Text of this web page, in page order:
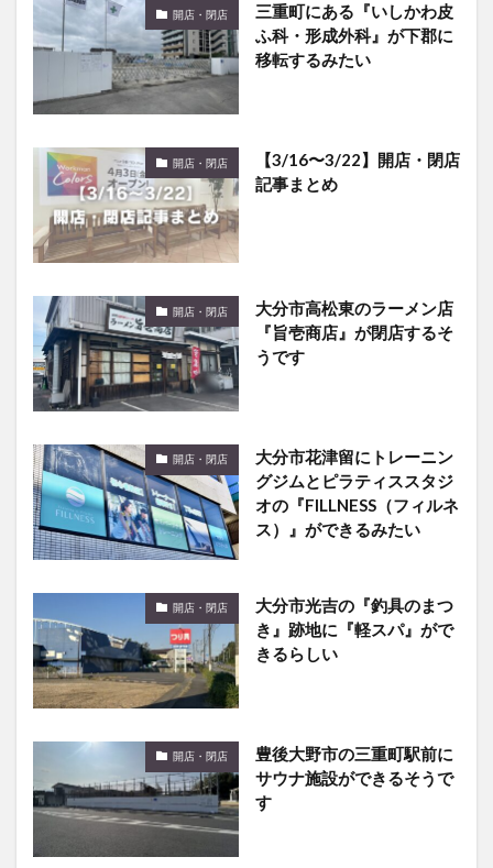
開店・閉店
三重町にある『いしかわ皮
ふ科・形成外科』が下郡に
移転するみたい
開店・閉店
【3/16〜3/22】開店・閉店
記事まとめ
開店・閉店
大分市高松東のラーメン店
『旨壱商店』が閉店するそ
うです
開店・閉店
大分市花津留にトレーニン
グジムとピラティススタジ
オの『FILLNESS（フィルネ
ス）』ができるみたい
開店・閉店
大分市光吉の『釣具のまつ
き』跡地に『軽スパ』がで
きるらしい
開店・閉店
豊後大野市の三重町駅前に
サウナ施設ができるそうで
す